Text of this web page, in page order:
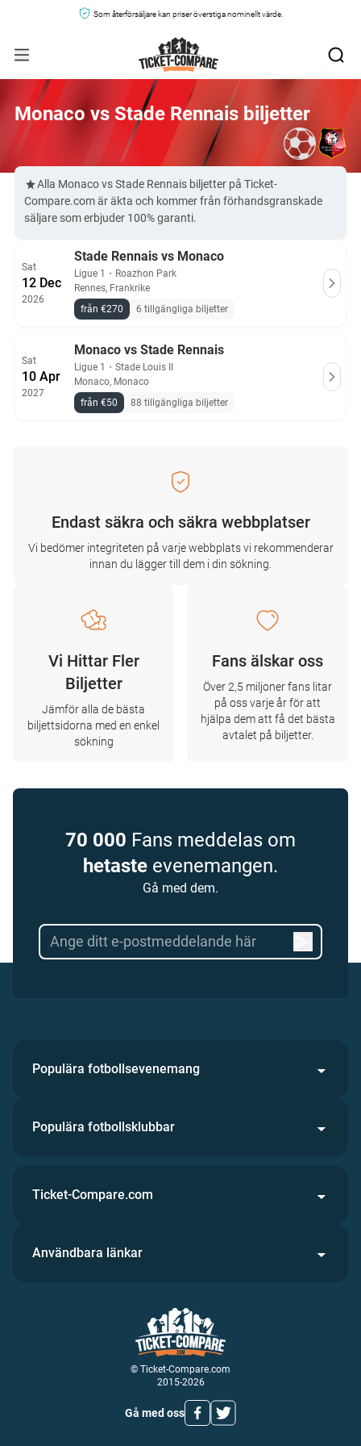
Som återförsäljare kan priser överstiga nominellt värde.
Monaco vs Stade Rennais biljetter
Alla Monaco vs Stade Rennais biljetter på Ticket-
Compare.com är äkta och kommer från förhandsgranskade
säljare som erbjuder 100% garanti.
Sat
12 Dec
2026
Stade Rennais vs Monaco
Ligue 1 ・ Roazhon Park
Rennes, Frankrike
från €270
6 tillgängliga biljetter
Sat
10 Apr
2027
Monaco vs Stade Rennais
Ligue 1 ・ Stade Louis II
Monaco, Monaco
från €50
88 tillgängliga biljetter
Endast säkra och säkra webbplatser
Vi bedömer integriteten på varje webbplats vi rekommenderar
innan du lägger till dem i din sökning.
Vi Hittar Fler
Biljetter
Jämför alla de bästa
biljettsidorna med en enkel
sökning
Fans älskar oss
Över 2,5 miljoner fans litar
på oss varje år för att
hjälpa dem att få det bästa
avtalet på biljetter.
70 000 Fans meddelas om
hetaste evenemangen.
Gå med dem.
Populära fotbollsevenemang
Populära fotbollsklubbar
© Ticket-Compare.com
2015-2026
Gå med oss
Ticket-Compare.com
Användbara länkar